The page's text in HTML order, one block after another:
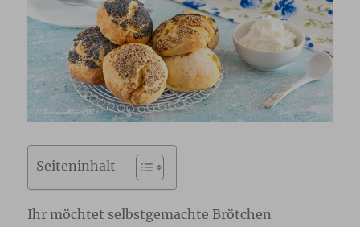
Seiteninhalt
Ihr möchtet selbstgemachte Brötchen